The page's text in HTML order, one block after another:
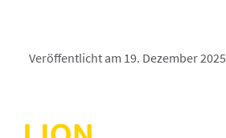
Veröffentlicht am 19. Dezember 2025